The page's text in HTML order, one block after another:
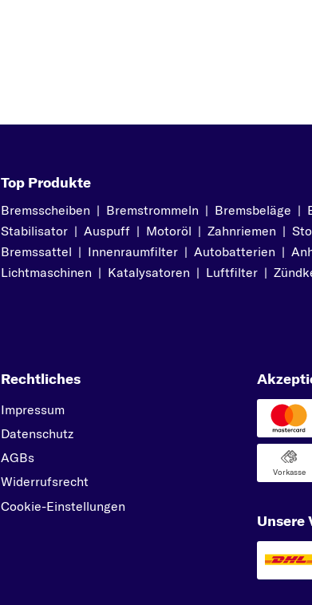
Top Produkte
Bremsscheiben | Bremstrommeln | Bremsbeläge |
Stabilisator | Auspuff | Motoröl | Zahnriemen |
Bremssattel | Innenraumfilter | Autobatterien |
Lichtmaschinen | Katalysatoren | Luftfilter |
Rechtliches
Impressum
Datenschutz
AGBs
Widerrufsrecht
Cookie-Einstellungen
Vorkasse
Unsere